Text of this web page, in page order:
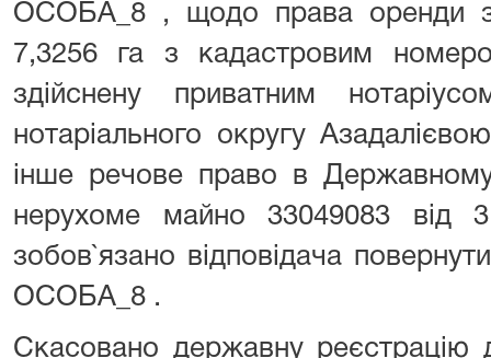
ОСОБА_8 , щодо права оренди
7,3256 га з кадастровим
здійснену приватним
нотаріального округу
інше речове право в
нерухоме майно 33049083 від
зобов`язано відповідача
ОСОБА_8 .
Скасовано державну реєстрацію